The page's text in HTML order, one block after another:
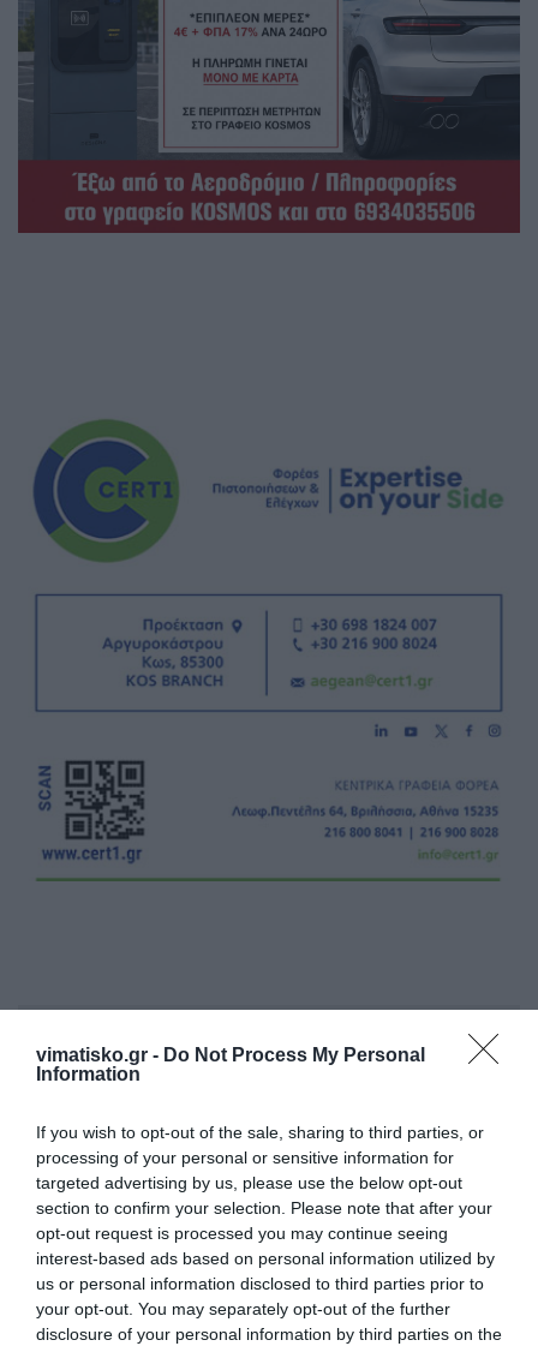
vimatisko.gr - Do Not Process My Personal
Information
If you wish to opt-out of the sale, sharing to third parties, or
processing of your personal or sensitive information for
targeted advertising by us, please use the below opt-out
section to confirm your selection. Please note that after your
opt-out request is processed you may continue seeing
interest-based ads based on personal information utilized by
us or personal information disclosed to third parties prior to
your opt-out. You may separately opt-out of the further
disclosure of your personal information by third parties on the
Η ανωνυμία είναι το καλύτερο κρησφύγετο δειλίας και
χυδαιότητας!
Σχόλια 0
Πρόσθεσε ένα σχόλιο
ΟΝΟΜΑ